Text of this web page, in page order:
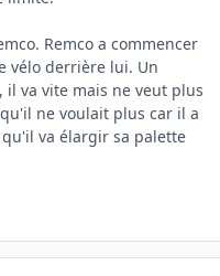
Remco a commencer
vélo derrière lui. Un
il va vite mais ne veut plus
ne voulait plus car il a
va élargir sa palette